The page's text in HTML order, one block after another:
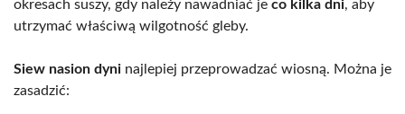
okresach suszy, gdy należy nawadniać je co kilka dni, aby
utrzymać właściwą wilgotność gleby.
Siew nasion dyni najlepiej przeprowadzać wiosną. Można je
zasadzić: